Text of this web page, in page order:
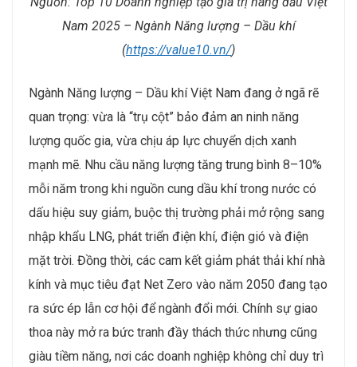
Nam 2025 – Ngành Năng lượng – Dầu khí
(https://value10.vn/)
Ngành Năng lượng – Dầu khí Việt Nam đang ở ngã rẽ
quan trọng: vừa là “trụ cột” bảo đảm an ninh năng
lượng quốc gia, vừa chịu áp lực chuyển dịch xanh
mạnh mẽ. Nhu cầu năng lượng tăng trung bình 8–10%
mỗi năm trong khi nguồn cung dầu khí trong nước có
dấu hiệu suy giảm, buộc thị trường phải mở rộng sang
nhập khẩu LNG, phát triển điện khí, điện gió và điện
mặt trời. Đồng thời, các cam kết giảm phát thải khí nhà
kính và mục tiêu đạt Net Zero vào năm 2050 đang tạo
ra sức ép lẫn cơ hội để ngành đổi mới. Chính sự giao
thoa này mở ra bức tranh đầy thách thức nhưng cũng
giàu tiềm năng, nơi các doanh nghiệp không chỉ duy trì